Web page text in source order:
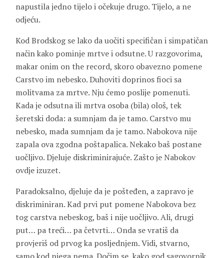
napustila jedno tijelo i očekuje drugo. Tijelo, a ne
odjeću.
Kod Brodskog se lako da uočiti specifičan i simpatičan
način kako pominje mrtve i odsutne. U razgovorima,
makar onim on the record, skoro obavezno pomene
Carstvo im nebesko. Duhoviti doprinos fioci sa
molitvama za mrtve. Nju ćemo poslije pomenuti.
Kada je odsutna ili mrtva osoba (bila) ološ, tek
šeretski doda: a sumnjam da je tamo. Carstvo mu
nebesko, mada sumnjam da je tamo. Nabokova nije
zapala ova zgodna poštapalica. Nekako baš postane
uočljivo. Djeluje diskriminirajuće. Zašto je Nabokov
ovdje izuzet.
Paradoksalno, djeluje da je pošteđen, a zapravo je
diskriminiran. Kad prvi put pomene Nabokova bez
tog carstva nebeskog, baš i nije uočljivo. Ali, drugi
put… pa treći… pa četvrti… Onda se vratiš da
provjeriš od prvog ka posljednjem. Vidi, stvarno,